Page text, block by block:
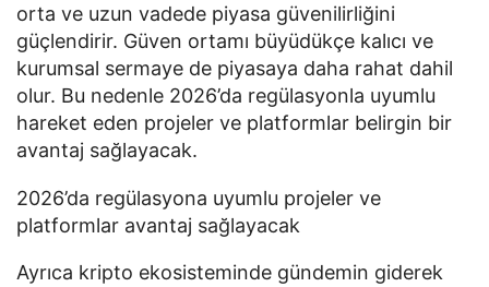
orta ve uzun vadede piyasa güvenilirliğini
güçlendirir. Güven ortamı büyüdükçe kalıcı ve
kurumsal sermaye de piyasaya daha rahat dahil
olur. Bu nedenle 2026’da regülasyonla uyumlu
hareket eden projeler ve platformlar belirgin bir
avantaj sağlayacak.
2026’da regülasyona uyumlu projeler ve
platformlar avantaj sağlayacak
Ayrıca kripto ekosisteminde gündemin giderek